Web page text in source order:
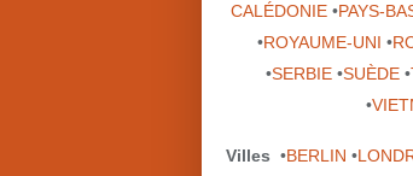
CALÉDONIE •PAYS-
•ROYAUME-UNI •
•SERBIE•SUÈDE•
•
Villes •BERLIN •